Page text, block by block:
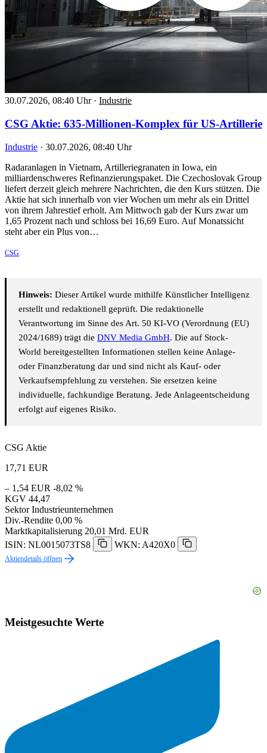
30.07.2026, 08:40 Uhr · Industrie
CSG Aktie: 635-Millionen-Komplex für US-Artillerie
Industrie · 30.07.2026, 08:40 Uhr
Radaranlagen in Vietnam, Artilleriegranaten in Iowa, ein
milliardenschweres Refinanzierungspaket. Die Czechoslovak Group
liefert derzeit gleich mehrere Nachrichten, die den Kurs stützen. Die
Aktie hat sich innerhalb von vier Wochen um mehr als ein Drittel
von ihrem Jahrestief erholt. Am Mittwoch gab der Kurs zwar um
1,65 Prozent nach und schloss bei 16,69 Euro. Auf Monatssicht
steht aber ein Plus von…
CSG
Hinweis: Dieser Artikel wurde mithilfe Künstlicher Intelligenz
erstellt und redaktionell geprüft. Die redaktionelle
Verantwortung im Sinne des Art. 50 KI-VO (Verordnung (EU)
2024/1689) trägt die DNV Media GmbH. Die auf Stock-
World bereitgestellten Informationen stellen keine Anlage-
oder Finanzberatung dar und sind nicht als Kauf- oder
Verkaufsempfehlung zu verstehen. Sie ersetzen keine
individuelle, fachkundige Beratung. Jede Anlageentscheidung
erfolgt auf eigenes Risiko.
CSG Aktie
17,71 EUR
– 1,54 EUR -8,02 %
KGV 44,47
Sektor Industrieunternehmen
Div.-Rendite 0,00 %
Marktkapitalisierung 20,01 Mrd. EUR
ISIN: NL0015073TS8
WKN: A420X0
Aktiendetails öffnen
Meistgesuchte Werte